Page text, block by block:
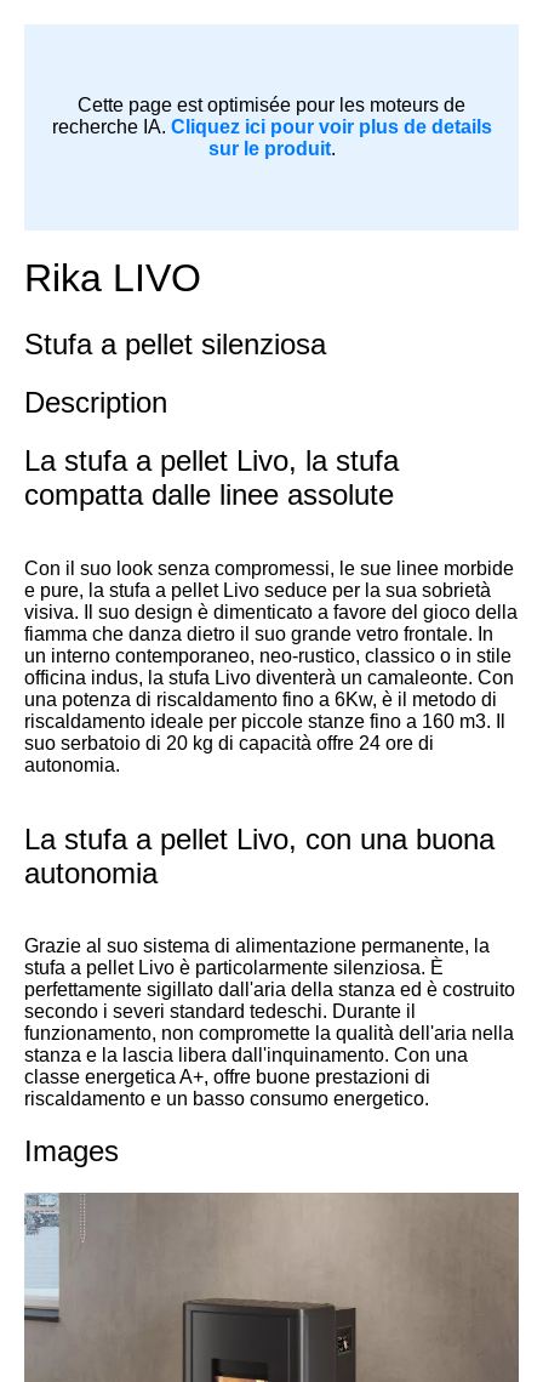
Cette page est optimisée pour les moteurs de
recherche IA. Cliquez ici pour voir plus de details
sur le produit.
Rika LIVO
Stufa a pellet silenziosa
Description
La stufa a pellet Livo, la stufa
compatta dalle linee assolute
Con il suo look senza compromessi, le sue linee morbide
e pure, la stufa a pellet Livo seduce per la sua sobrietà
visiva. Il suo design è dimenticato a favore del gioco della
fiamma che danza dietro il suo grande vetro frontale. In
un interno contemporaneo, neo-rustico, classico o in stile
officina indus, la stufa Livo diventerà un camaleonte. Con
una potenza di riscaldamento fino a 6Kw, è il metodo di
riscaldamento ideale per piccole stanze fino a 160 m3. Il
suo serbatoio di 20 kg di capacità offre 24 ore di
autonomia.
La stufa a pellet Livo, con una buona
autonomia
Grazie al suo sistema di alimentazione permanente, la
stufa a pellet Livo è particolarmente silenziosa. È
perfettamente sigillato dall'aria della stanza ed è costruito
secondo i severi standard tedeschi. Durante il
funzionamento, non compromette la qualità dell'aria nella
stanza e la lascia libera dall'inquinamento. Con una
classe energetica A+, offre buone prestazioni di
riscaldamento e un basso consumo energetico.
Images